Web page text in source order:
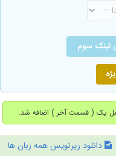
لینک سوم
دانلود زیرنویس همه زبان ها